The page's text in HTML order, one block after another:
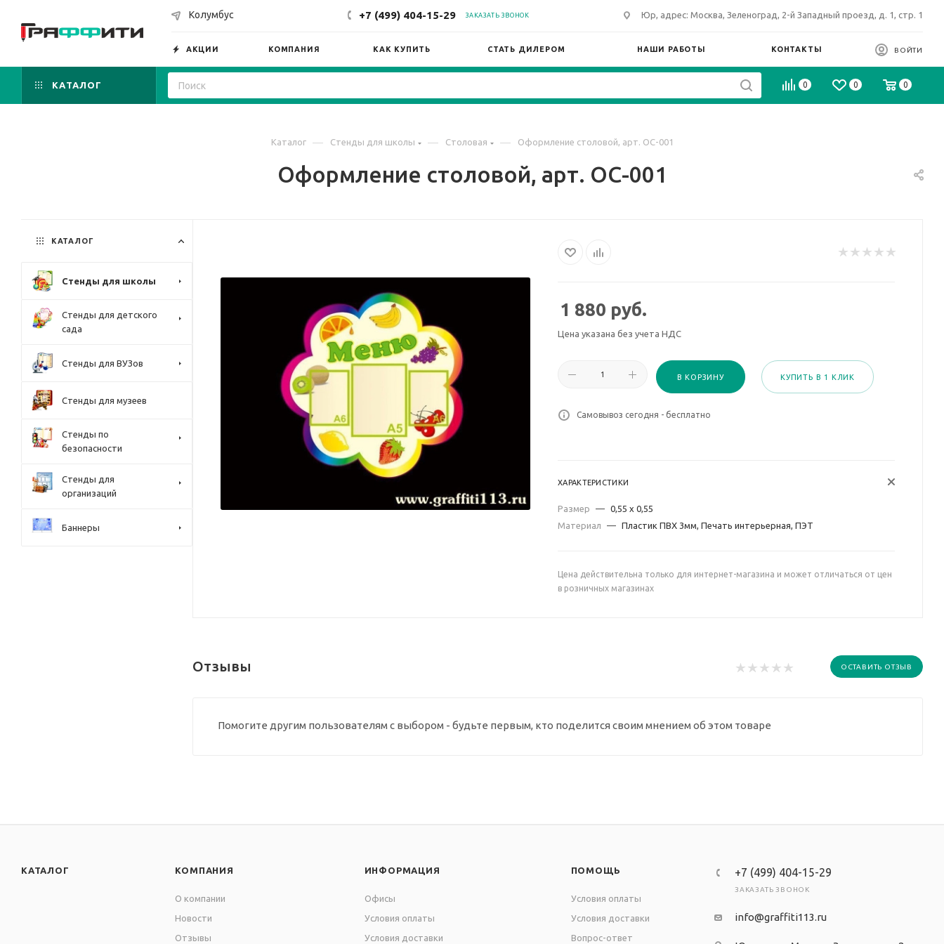
Колумбус +7 (499) 404-15-29 ЗАКАЗАТЬ ЗВОНОК Юр, адрес: Москва, Зеленоград, 2-й Западный проезд, д. 1, стр. 1
АКЦИИ КОМПАНИЯ КАК КУПИТЬ СТАТЬ ДИЛЕРОМ НАШИ РАБОТЫ КОНТАКТЫ ВОЙТИ
КАТАЛОГ 0 0 0
Каталог — Стенды для школы — Столовая — Оформление столовой, арт. ОС-001
Оформление столовой, арт. ОС-001
1 880 руб.
Цена указана без учета НДС
В КОРЗИНУ КУПИТЬ В 1 КЛИК
Самовывоз сегодня - бесплатно
ХАРАКТЕРИСТИКИ
Размер — 0,55 х 0,55
Материал
— Пластик ПВХ 3мм, Печать интерьерная, ПЭТ
Цена действительна только для интернет-магазина и может отличаться от цен
в розничных магазинах
Отзывы ОСТАВИТЬ ОТЗЫВ
Помогите другим пользователям с выбором - будьте первым, кто поделится своим мнением об этом товаре
КАТАЛОГ
Стенды для школы
Стенды для детского
сада
Стенды для ВУЗов
Стенды для музеев
Стенды по
безопасности
Стенды для
организаций
Баннеры
КАТАЛОГ КОМПАНИЯ
О компании
Новости
Отзывы
ИНФОРМАЦИЯ
Офисы
Условия оплаты
Условия доставки
ПОМОЩЬ
Условия оплаты
Условия доставки
Вопрос-ответ
+7 (499) 404-15-29
ЗАКАЗАТЬ ЗВОНОК
info@graffiti113.ru